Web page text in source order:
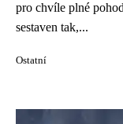
pro chvíle plné
sestaven tak,...
Ostatní